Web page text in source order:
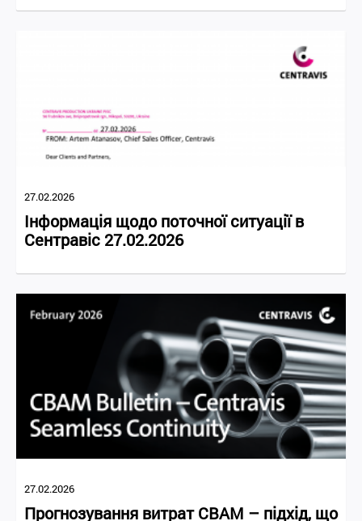
27.02.2026
Інформація щодо поточної ситуації в
Сентравіс 27.02.2026
27.02.2026
Прогнозування витрат CBAM – підхід, що